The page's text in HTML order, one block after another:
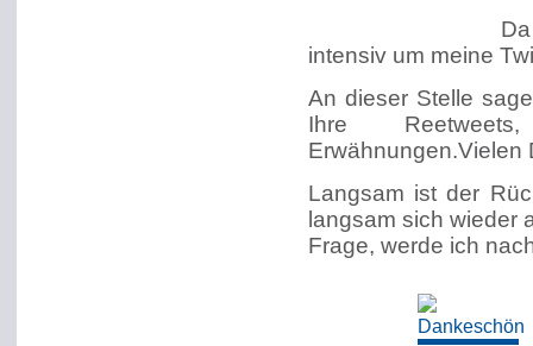
intensiv um meine
An dieser Stelle
Ihre
Erwähnungen.Vielen
Langsam ist der
langsam sich wieder
Frage, werde ich